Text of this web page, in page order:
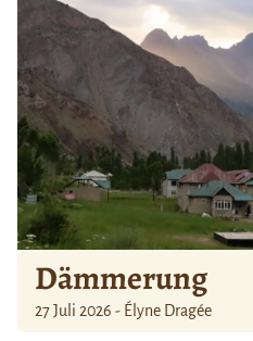
Dämmerung
27 Juli 2026 - Élyne Dragée